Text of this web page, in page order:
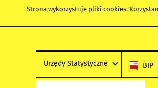
Strona wykorzystuje pliki cookies.
Urzędy Statystyczne BIP